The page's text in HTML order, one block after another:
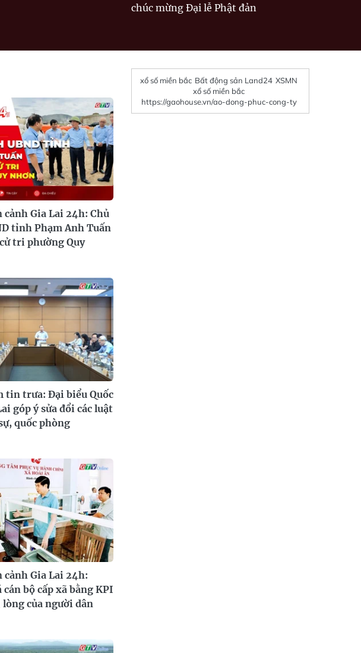
chúc mừng Đại lễ Phật đản
cảnh Gia Lai 24h: Chủ
tỉnh Phạm Anh Tuấn
tri phường Quy
tin trưa: Đại biểu Quốc
góp ý sửa đổi các luật
quốc phòng
cảnh Gia Lai 24h:
bộ cấp xã bằng KPI
lòng của người dân
xổ số miền bắc Bất động sản Land24 XSMN
xổ số miền bắc
https://gaohouse.vn/ao-dong-phuc-cong-ty